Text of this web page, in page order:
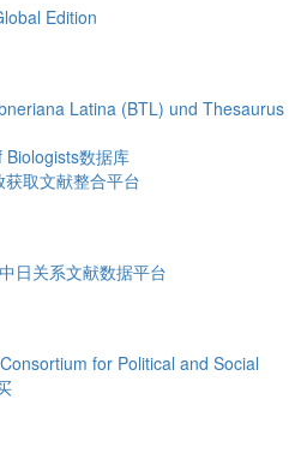
Edition
Latina (BTL) und Thesaurus
数据库
取文献整合平台
日关系文献数据平台
for Political and Social